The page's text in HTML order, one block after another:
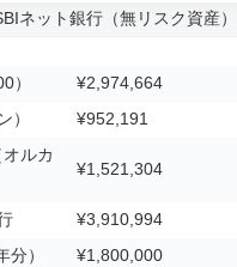
ネット銀行（無リスク資産）
）
¥2,974,664
）
¥952,191
ルカ
¥1,521,304
¥3,910,994
）
¥1,800,000